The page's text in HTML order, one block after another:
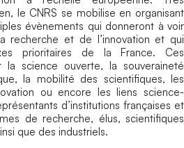
le CNRS se mobilise en organisant
évènements qui donneront à voir
recherche et de l’innovation et qui
prioritaires de la France. Ces
la science ouverte, la souveraineté
la mobilité des scientifiques, les
ou encore les liens science-
d’institutions françaises et
de recherche, élus, scientifiques
que des industriels.